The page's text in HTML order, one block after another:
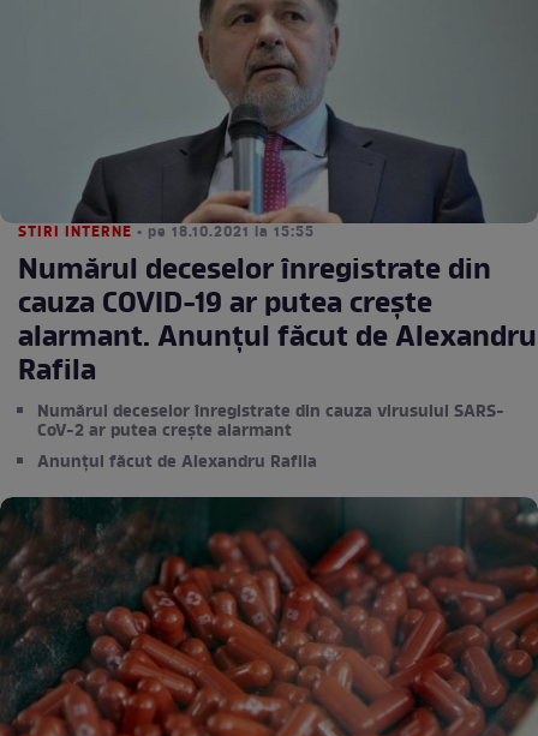
STIRI INTERNE • pe 18.10.2021 la 15:55
Numărul deceselor înregistrate din
cauza COVID-19 ar putea crește
alarmant. Anunțul făcut de Alexandru
Rafila
Numărul deceselor înregistrate din cauza virusului SARS-
CoV-2 ar putea crește alarmant
Anunțul făcut de Alexandru Rafila